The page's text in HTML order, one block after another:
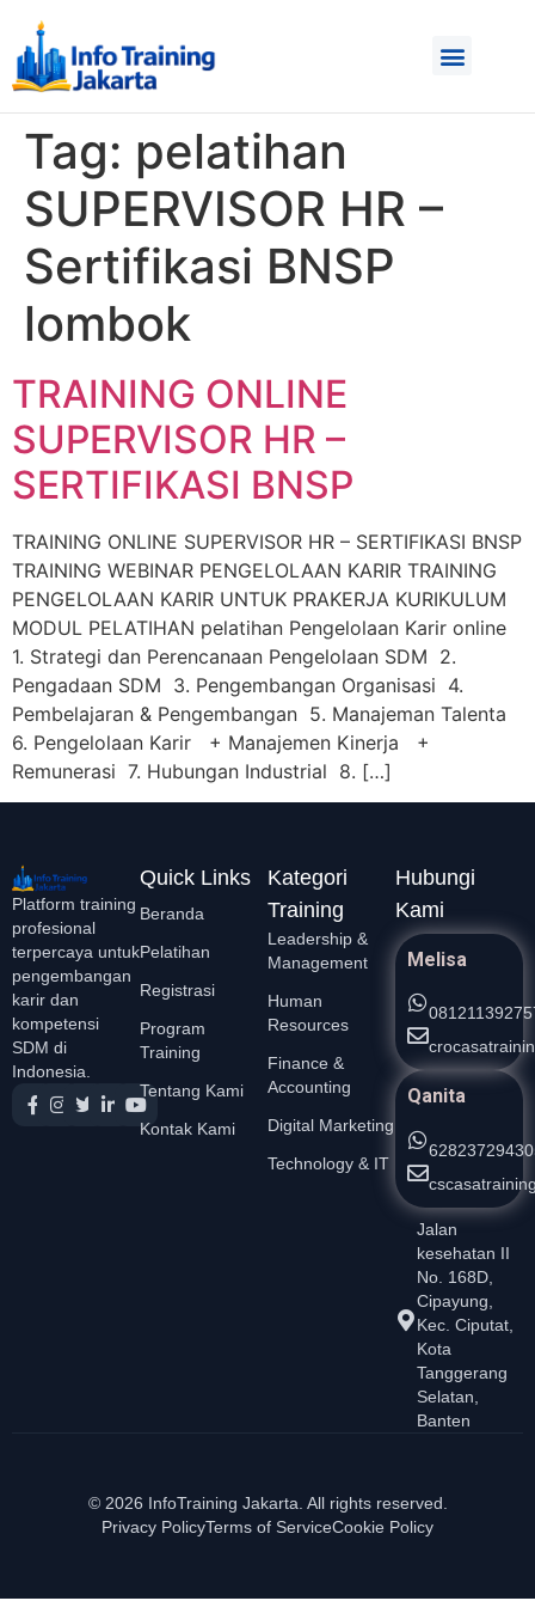
Tag: pelatihan
SUPERVISOR HR –
Sertifikasi BNSP
lombok
TRAINING ONLINE
SUPERVISOR HR –
SERTIFIKASI BNSP
TRAINING ONLINE SUPERVISOR HR – SERTIFIKASI BNSP
TRAINING WEBINAR PENGELOLAAN KARIR TRAINING
PENGELOLAAN KARIR UNTUK PRAKERJA KURIKULUM
MODUL PELATIHAN pelatihan Pengelolaan Karir online
1. Strategi dan Perencanaan Pengelolaan SDM 2.
Pengadaan SDM 3. Pengembangan Organisasi 4.
Pembelajaran & Pengembangan 5. Manajeman Talenta
6. Pengelolaan Karir + Manajemen Kinerja +
Remunerasi 7. Hubungan Industrial 8. […]
Platform training
profesional
terpercaya untuk
pengembangan
karir dan
kompetensi
SDM di
Indonesia.
Quick Links
Beranda
Pelatihan
Registrasi
Program
Training
Tentang Kami
Kontak Kami
Kategori
Training
Leadership &
Management
Human
Resources
Finance &
Accounting
Digital Marketing
Technology & IT
Hubungi
Kami
Melisa
Qanita
Jalan
kesehatan II
No. 168D,
Cipayung,
Kec. Ciputat,
Kota
Tanggerang
Selatan,
Banten
© 2026 InfoTraining Jakarta. All rights reserved.
Privacy PolicyTerms of ServiceCookie Policy